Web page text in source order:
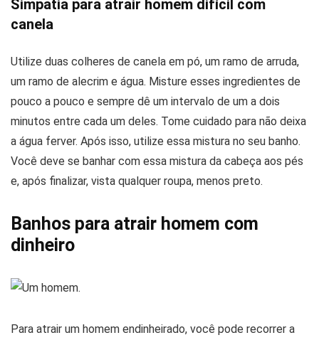
Simpatia para atrair homem difícil com
canela
Utilize duas colheres de canela em pó, um ramo de arruda,
um ramo de alecrim e água. Misture esses ingredientes de
pouco a pouco e sempre dê um intervalo de um a dois
minutos entre cada um deles. Tome cuidado para não deixa
a água ferver. Após isso, utilize essa mistura no seu banho.
Você deve se banhar com essa mistura da cabeça aos pés
e, após finalizar, vista qualquer roupa, menos preto.
Banhos para atrair homem com
dinheiro
Para atrair um homem endinheirado, você pode recorrer a